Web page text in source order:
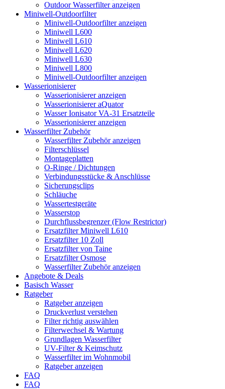
Outdoor Wasserfilter anzeigen
Miniwell-Outdoorfilter
Miniwell-Outdoorfilter anzeigen
Miniwell L600
Miniwell L610
Miniwell L620
Miniwell L630
Miniwell L800
Miniwell-Outdoorfilter anzeigen
Wasserionisierer
Wasserionisierer anzeigen
Wasserionisierer aQuator
Wasser Ionisator VA-31 Ersatzteile
Wasserionisierer anzeigen
Wasserfilter Zubehör
Wasserfilter Zubehör anzeigen
Filterschlüssel
Montageplatten
O-Ringe / Dichtungen
Verbindungsstücke & Anschlüsse
Sicherungsclips
Schläuche
Wassertestgeräte
Wasserstop
Durchflussbegrenzer (Flow Restrictor)
Ersatzfilter Miniwell L610
Ersatzfilter 10 Zoll
Ersatzfilter von Taine
Ersatzfilter Osmose
Wasserfilter Zubehör anzeigen
Angebote & Deals
Basisch Wasser
Ratgeber
Ratgeber anzeigen
Druckverlust verstehen
Filter richtig auswählen
Filterwechsel & Wartung
Grundlagen Wasserfilter
UV-Filter & Keimschutz
Wasserfilter im Wohnmobil
Ratgeber anzeigen
FAQ
FAQ